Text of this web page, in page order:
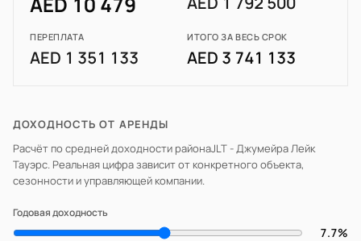
ПЕРЕПЛАТА
AED 1 351 133
ИТОГО ЗА ВЕСЬ СРОК
AED 3 741 133
ДОХОДНОСТЬ ОТ АРЕНДЫ
Расчёт по средней доходности районаJLT - Джумейра Лейк
Тауэрс. Реальная цифра зависит от конкретного объекта,
сезонности и управляющей компании.
Годовая доходность
7.7%